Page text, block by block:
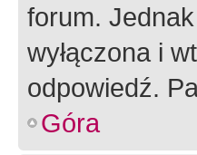
forum.
wyłączona i
odpowiedź.
Góra